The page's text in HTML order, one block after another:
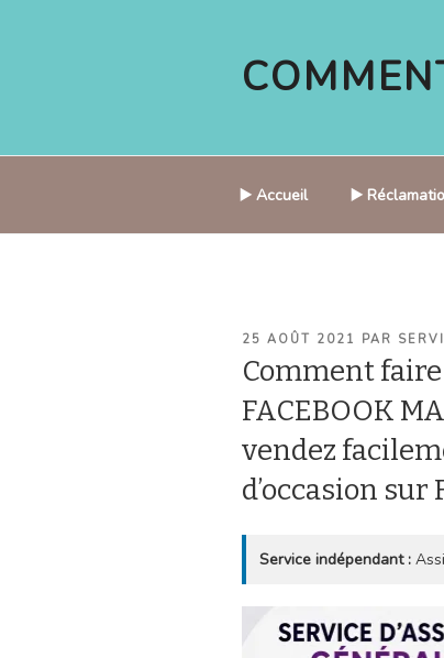
▶️ Accueil ▶️
PUBLIÉ
25 AOÛT 2021 PAR
Comment
FACEBOOK
vendez
d’occasion sur
Service indépendant :